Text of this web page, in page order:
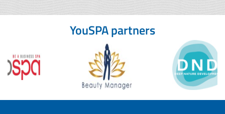
YouSPA partners